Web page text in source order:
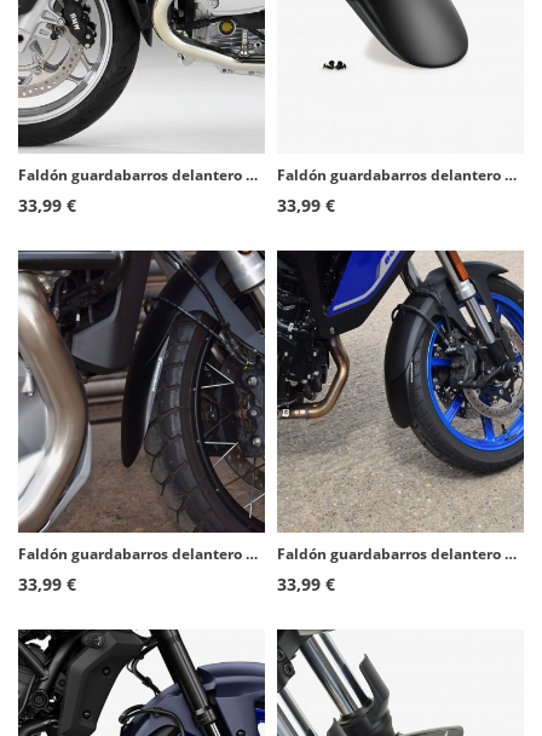
Faldón guardabarros delantero Puig 5661N para BMW R1200R (06-10)
33,99 €
Faldón guardabarros delantero Puig 21137N para Harley Davidson Pan America RA1250 / Special RA1250S/SE/ST (21-26)
33,99 €
Faldón guardabarros delantero Puig 22231N para Moto Guzzi Stelvio (24-26)
33,99 €
Faldón guardabarros delantero Puig 22177N para Suzuki DL800 V-strom RE (24-25)
33,99 €